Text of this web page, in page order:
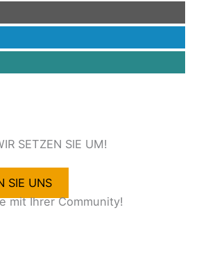
SETZEN SIE UM!
SIE UNS
mit Ihrer Community!